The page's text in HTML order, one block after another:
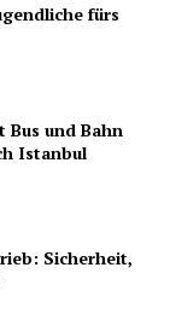
fürs
Bus und Bahn
Istanbul
Sicherheit,